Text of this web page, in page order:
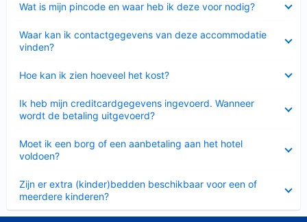
Wat is mijn pincode en waar heb ik deze voor nodig?
Waar kan ik contactgegevens van deze accommodatie
vinden?
Hoe kan ik zien hoeveel het kost?
Ik heb mijn creditcardgegevens ingevoerd. Wanneer
wordt de betaling uitgevoerd?
Moet ik een borg of een aanbetaling aan het hotel
voldoen?
Zijn er extra (kinder)bedden beschikbaar voor een of
meerdere kinderen?